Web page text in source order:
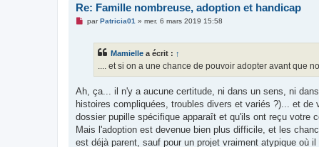
n
u
Re: Famille nombreuse, adoption et handicap
M
o
n
l
u
parPatricia01» mer. 6 mars 2019 15:58
Mamielle a écrit : ↑
.... et si on a une chance de pouvoir adopter avant que
Ah, ça... il n'y a aucune certitude, ni dans un sens, ni
histoires compliquées, troubles divers et variés ?)... et
dossier pupille spécifique apparaît et qu'ils ont reçu votre
Mais l'adoption est devenue bien plus difficile, et les
est déjà parent, sauf pour un projet vraiment atypique où